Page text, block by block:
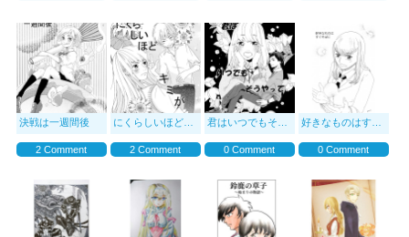
決戦は一週間後
2 Comment
にくらしいほどキミが
2 Comment
君はいつでもそうやって。
0 Comment
好きなものはすぐそば
0 Comment